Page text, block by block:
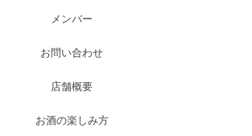
メンバー
お問い合わせ
店舗概要
お酒の楽しみ方